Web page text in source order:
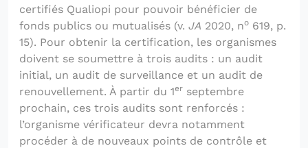
certifiés Qualiopi pour pouvoir bénéficier de
fonds publics ou mutualisés (v. JA 2020, no 619, p.
15). Pour obtenir la certification, les organismes
doivent se soumettre à trois audits : un audit
initial, un audit de surveillance et un audit de
renouvellement. À partir du 1er septembre
prochain, ces trois audits sont renforcés :
l’organisme vérificateur devra notamment
procéder à de nouveaux points de contrôle et